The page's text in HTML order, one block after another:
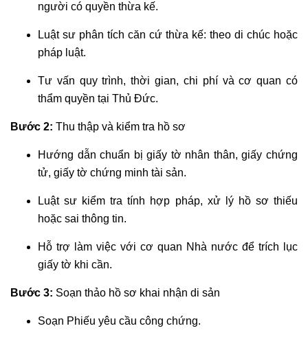
người có quyền thừa kế.
Luật sư phân tích căn cứ thừa kế: theo di chúc hoặc
pháp luật.
Tư vấn quy trình, thời gian, chi phí và cơ quan có
thẩm quyền tại Thủ Đức.
Bước 2: Thu thập và kiểm tra hồ sơ
Hướng dẫn chuẩn bị giấy tờ nhân thân, giấy chứng
tử, giấy tờ chứng minh tài sản.
Luật sư kiểm tra tính hợp pháp, xử lý hồ sơ thiếu
hoặc sai thông tin.
Hỗ trợ làm việc với cơ quan Nhà nước để trích lục
giấy tờ khi cần.
Bước 3: Soạn thảo hồ sơ khai nhận di sản
Soạn Phiếu yêu cầu công chứng.